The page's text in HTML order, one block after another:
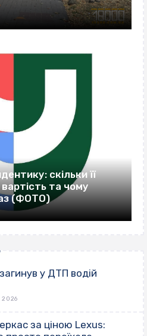
скільки її
та чому
(ФОТО)
у ДТП водій
2026
за ціною Lexus: